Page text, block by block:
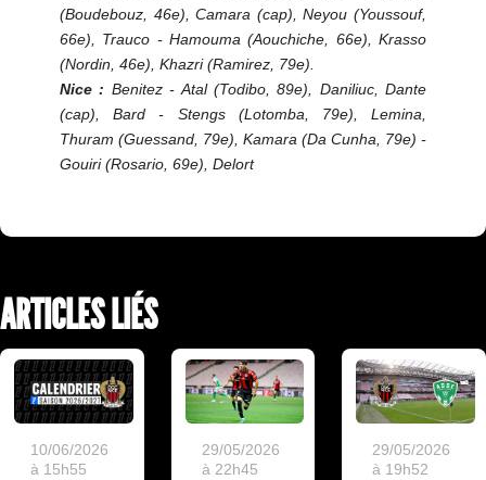
(Boudebouz, 46e), Camara (cap), Neyou (Youssouf,
66e), Trauco - Hamouma (Aouchiche, 66e), Krasso
(Nordin, 46e), Khazri (Ramirez, 79e).
Nice : Benitez - Atal (Todibo, 89e), Daniliuc, Dante
(cap), Bard - Stengs (Lotomba, 79e), Lemina,
Thuram (Guessand, 79e), Kamara (Da Cunha, 79e) -
Gouiri (Rosario, 69e), Delort
ARTICLES LIÉS
10/06/2026
à 15h55
29/05/2026
à 22h45
29/05/2026
à 19h52